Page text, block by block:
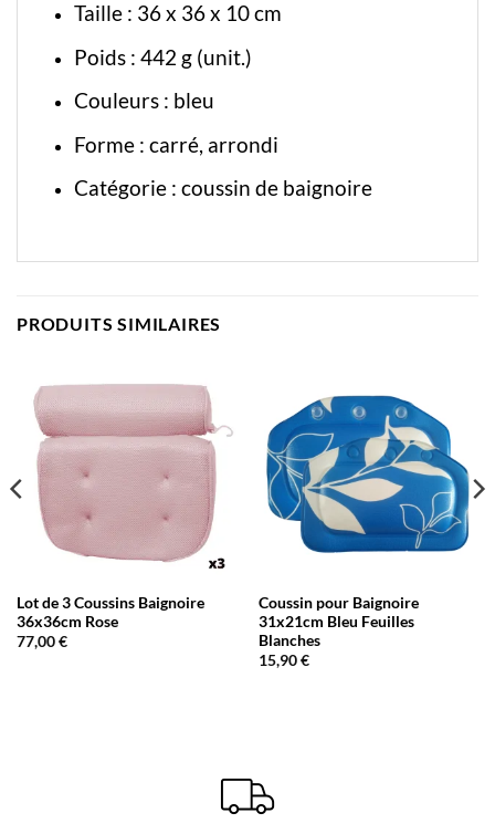
Taille : 36 x 36 x 10 cm
Poids : 442 g (unit.)
Couleurs : bleu
Forme : carré, arrondi
Catégorie : coussin de baignoire
PRODUITS SIMILAIRES
Lot de 3 Coussins Baignoire
36x36cm Rose
77,00€
Coussin pour Baignoire
31x21cm Bleu Feuilles
Blanches
15,90€